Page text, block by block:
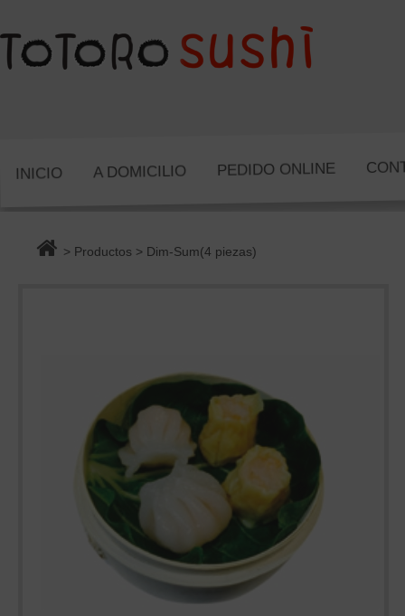
INICIO A DOMICILIO PEDIDO ONLINE
> Productos > Dim-Sum(4 piezas)